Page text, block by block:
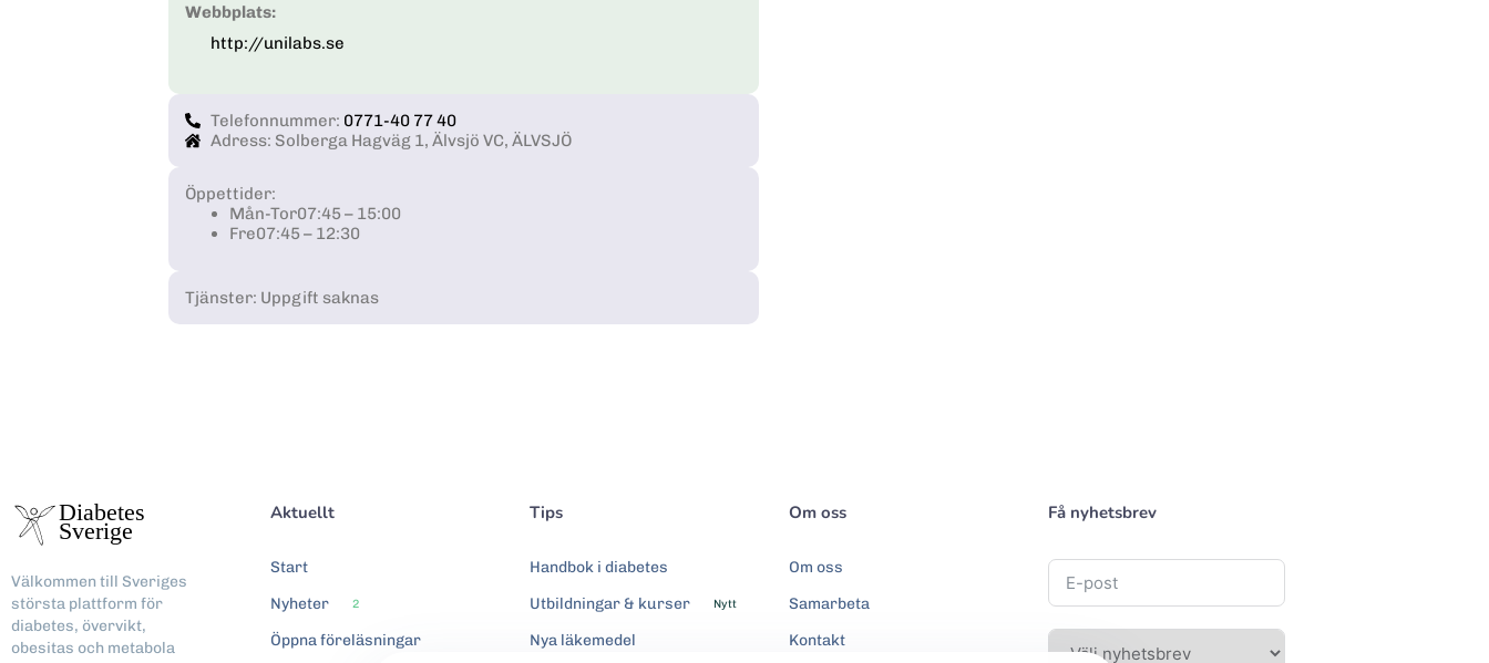
Webbplats:
http://unilabs.se
Telefonnummer: 0771-40 77 40
Adress: Solberga Hagväg 1, Älvsjö VC, ÄLVSJÖ
Öppettider:
Mån-Tor07:45 – 15:00
Fre07:45 – 12:30
Tjänster: Uppgift saknas
Välkommen till Sveriges
största plattform för
diabetes, övervikt,
obesitas och metabola
Aktuellt
Start
Nyheter
2
Öppna föreläsningar
Tips
Handbok i diabetes
Utbildningar & kurser
Nytt
Nya läkemedel
Om oss
Om oss
Samarbeta
Kontakt
Få nyhetsbrev